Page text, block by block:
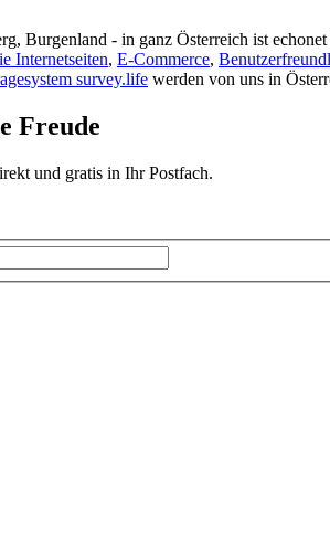
Burgenland - in ganz Österreich ist
Internetseiten, E-Commerce,
survey.life werden von uns in
Freude
und gratis in Ihr Postfach.